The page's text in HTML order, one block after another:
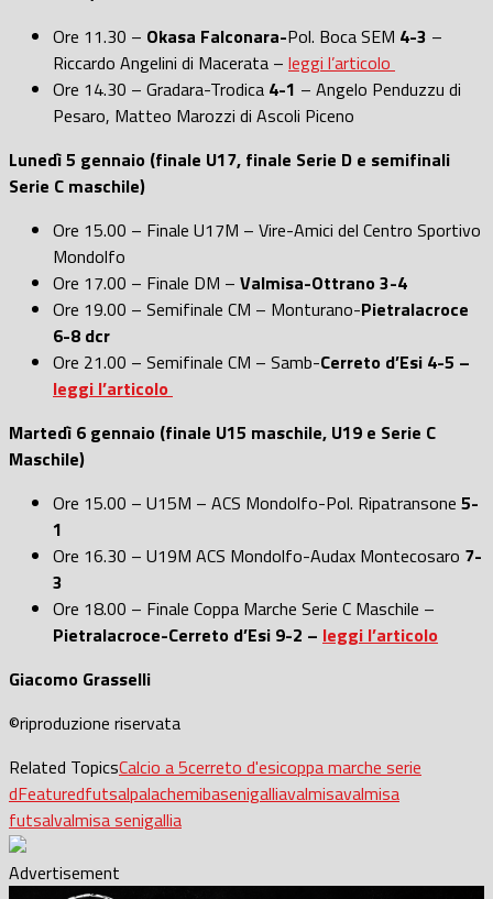
Ore 11.30 – Okasa Falconara-Pol. Boca SEM 4-3 –
Riccardo Angelini di Macerata – leggi l’articolo
Ore 14.30 – Gradara-Trodica 4-1 – Angelo Penduzzu di
Pesaro, Matteo Marozzi di Ascoli Piceno
Lunedì 5 gennaio (finale U17, finale Serie D e semifinali
Serie C maschile)
Ore 15.00 – Finale U17M – Vire-Amici del Centro Sportivo
Mondolfo
Ore 17.00 – Finale DM – Valmisa-Ottrano 3-4
Ore 19.00 – Semifinale CM – Monturano-Pietralacroce
6-8 dcr
Ore 21.00 – Semifinale CM – Samb-Cerreto d’Esi 4-5 –
leggi l’articolo
Martedì 6 gennaio (finale U15 maschile, U19 e Serie C
Maschile)
Ore 15.00 – U15M – ACS Mondolfo-Pol. Ripatransone 5-
1
Ore 16.30 – U19M ACS Mondolfo-Audax Montecosaro 7-
3
Ore 18.00 – Finale Coppa Marche Serie C Maschile –
Pietralacroce-Cerreto d’Esi 9-2 – leggi l’articolo
Giacomo Grasselli
©riproduzione riservata
Related TopicsCalcio a 5cerreto d'esicoppa marche serie
dFeaturedfutsalpalachemibasenigalliavalmisavalmisa
futsalvalmisa senigallia
Advertisement